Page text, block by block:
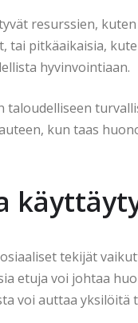
resurssien,
pitkäaikaisia,
hyvinvointiaan.
kun taas
tekijät
etuja voi johtaa
voi auttaa yksilöitä